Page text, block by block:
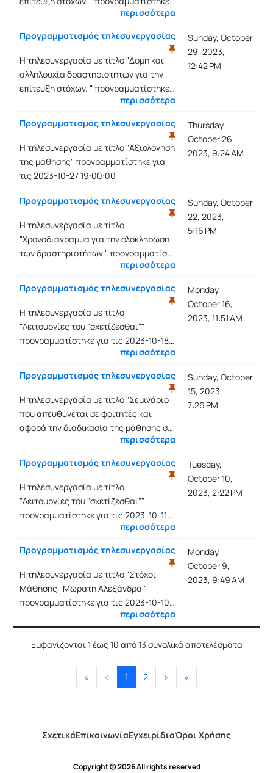
περισσότερα
Προγραμματισμός τηλεσυνεργασίας
Η τηλεσυνεργασία με τίτλο "Δομή και
αλληλουχία δραστηριοτήτων για την
επίτευξη στόχων. " προγραμματίστηκε…
περισσότερα
Sunday, October
29, 2023,
12:42 PM
Προγραμματισμός τηλεσυνεργασίας
Η τηλεσυνεργασία με τίτλο "Αξιολόγηση
της μάθησης" προγραμματίστηκε για
τις 2023-10-27 19:00:00
Thursday,
October 26,
2023, 9:24 AM
Προγραμματισμός τηλεσυνεργασίας
Η τηλεσυνεργασία με τίτλο
"Χρονοδιάγραμμα για την ολοκλήρωση
των δραστηριοτήτων " προγραμματίσ…
περισσότερα
Sunday, October
22, 2023,
5:16 PM
Προγραμματισμός τηλεσυνεργασίας
Η τηλεσυνεργασία με τίτλο
"Λειτουργίες του "σχετίζεσθαι""
προγραμματίστηκε για τις 2023-10-18…
περισσότερα
Monday,
October 16,
2023, 11:51 AM
Προγραμματισμός τηλεσυνεργασίας
Η τηλεσυνεργασία με τίτλο "Σεμινάριο
που απευθύνεται σε φοιτητές και
αφορά την διαδικασία της μάθησης σ…
περισσότερα
Sunday, October
15, 2023,
7:26 PM
Προγραμματισμός τηλεσυνεργασίας
Η τηλεσυνεργασία με τίτλο
"Λειτουργίες του "σχετίζεσθαι""
προγραμματίστηκε για τις 2023-10-11…
περισσότερα
Tuesday,
October 10,
2023, 2:22 PM
Προγραμματισμός τηλεσυνεργασίας
Η τηλεσυνεργασία με τίτλο "Στόχοι
Μάθησης -Μωρατη Αλεξάνδρα "
προγραμματίστηκε για τις 2023-10-10…
περισσότερα
Monday,
October 9,
2023, 9:49 AM
Εμφανίζονται 1 έως 10 από 13 συνολικά αποτελέσματα
« ‹ 1 2 › »
ΣχετικάΕπικοινωνίαΕγχειρίδιαΌροι Χρήσης
Copyright © 2026 All rights reserved